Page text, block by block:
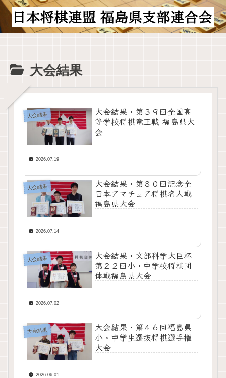
大会結果
大会結果
大会結果・第３９回全国高
等学校将棋竜王戦 福島県大
会
2026.07.19
大会結果
大会結果・第８０回記念全
日本アマチュア将棋名人戦
福島県大会
2026.07.14
大会結果
大会結果・文部科学大臣杯
第２２回小・中学校将棋団
体戦福島県大会
2026.07.02
大会結果
大会結果・第４６回福島県
小・中学生選抜将棋選手権
大会
2026.06.01